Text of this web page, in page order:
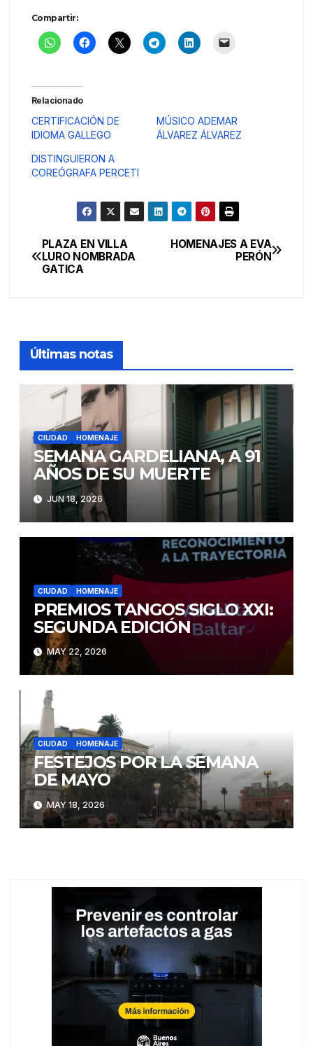
Compartir:
Relacionado
CERTIFICACIÓN DE
IDIOMA GALLEGO
MÚSICO ADEMAR
ÁLVAREZ ÁLVAREZ
DISTINGUIERON A
COREÓGRAFA PERCETI
Navegación
de
HOMENAJES A EVA
PERÓN
PLAZA EN VILLA
LURO NOMBRADA
GATICA
Últimas notas
CIUDAD HOMENAJE
SEMANA GARDELIANA, A 91
AÑOS DE SU MUERTE
JUN 18, 2026
CIUDAD HOMENAJE
PREMIOS TANGOS SIGLO XXI:
SEGUNDA EDICIÓN
MAY 22, 2026
CIUDAD HOMENAJE
FESTEJOS POR LA SEMANA
DE MAYO
MAY 18, 2026